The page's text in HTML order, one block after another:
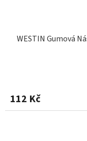
WESTIN Gumová
112 Kč